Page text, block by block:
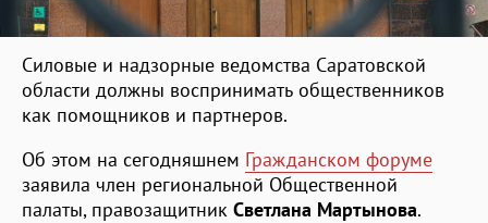
Силовые и надзорные ведомства Саратовской
области должны воспринимать общественников
как помощников и партнеров.
Об этом на сегодняшнем Гражданском форуме
заявила член региональной Общественной
палаты, правозащитник Светлана Мартынова.